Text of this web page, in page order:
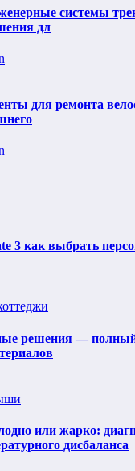
системы
дл
для ремонта
3 как выбрать
решения —
или жарко:
дисбаланса